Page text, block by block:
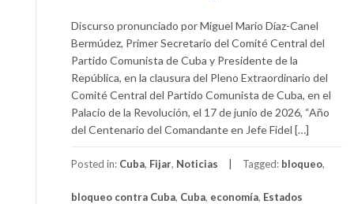
Discurso pronunciado por Miguel Mario Díaz-Canel
Bermúdez, Primer Secretario del Comité Central del
Partido Comunista de Cuba y Presidente de la
República, en la clausura del Pleno Extraordinario del
Comité Central del Partido Comunista de Cuba, en el
Palacio de la Revolución, el 17 de junio de 2026, “Año
del Centenario del Comandante en Jefe Fidel […]
Posted in: Cuba, Fijar, Noticias Tagged: bloqueo,
bloqueo contra Cuba, Cuba, economía, Estados